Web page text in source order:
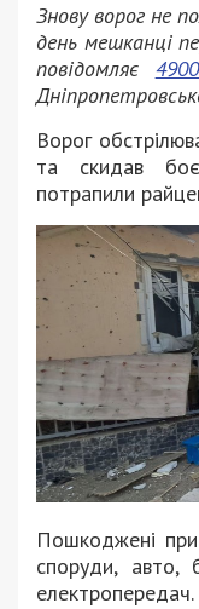
Знову ворог не
день мешканці
повідомляє
Ворог
та скидав
потрапили
Пошкоджені
споруди, авто,
електропередач.